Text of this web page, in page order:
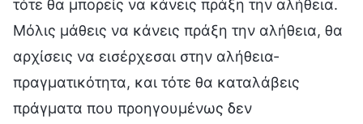
τότε θα μπορείς να κάνεις πράξη την αλήθεια.
Μόλις μάθεις να κάνεις πράξη την αλήθεια, θα
αρχίσεις να εισέρχεσαι στην αλήθεια-
πραγματικότητα, και τότε θα καταλάβεις
πράγματα που προηγουμένως δεν